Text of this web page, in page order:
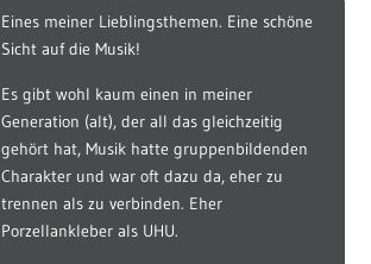
Eines meiner Lieblingsthemen. Eine schöne
Sicht auf die Musik!
Es gibt wohl kaum einen in meiner
Generation (alt), der all das gleichzeitig
gehört hat, Musik hatte gruppenbildenden
Charakter und war oft dazu da, eher zu
trennen als zu verbinden. Eher
Porzellankleber als UHU.